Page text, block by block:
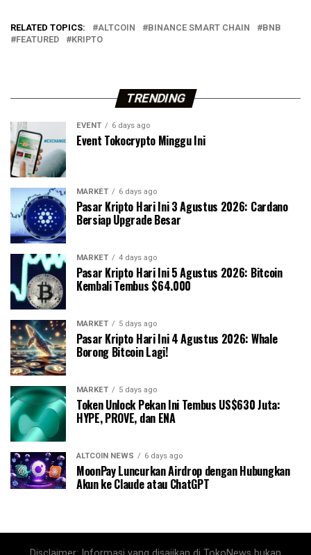
RELATED TOPICS: ALTCOIN BINANCE SMART CHAIN
BNB
FEATURED
KRIPTO
TRENDING
EVENT 6 days ago
Event Tokocrypto Minggu Ini
MARKET 6 days ago
Pasar Kripto Hari Ini 3 Agustus 2026: Cardano
Bersiap Upgrade Besar
MARKET 4 days ago
Pasar Kripto Hari Ini 5 Agustus 2026: Bitcoin
Kembali Tembus $64.000
MARKET 5 days ago
Pasar Kripto Hari Ini 4 Agustus 2026: Whale
Borong Bitcoin Lagi!
MARKET 5 days ago
Token Unlock Pekan Ini Tembus US$630 Juta:
HYPE, PROVE, dan ENA
ALTCOIN NEWS 6 days ago
MoonPay Luncurkan Airdrop dengan Hubungkan
Akun ke Claude atau ChatGPT